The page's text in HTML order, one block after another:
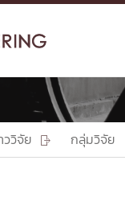
ววิจัย  กลุ่มวิจัย